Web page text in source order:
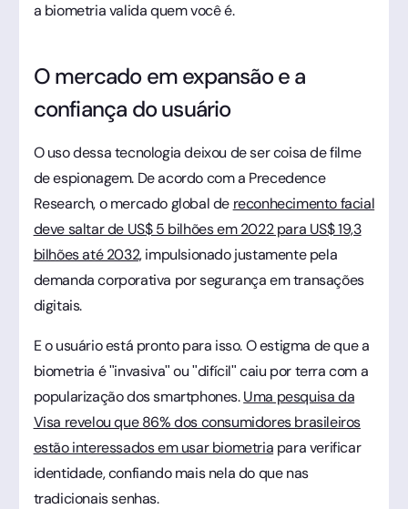
a biometria valida quem você é.
O mercado em expansão e a
confiança do usuário
O uso dessa tecnologia deixou de ser coisa de filme
de espionagem. De acordo com a Precedence
Research, o mercado global de reconhecimento facial
deve saltar de US$ 5 bilhões em 2022 para US$ 19,3
bilhões até 2032,impulsionado justamente pela
demanda corporativa por segurança em transações
digitais.
E o usuário está pronto para isso. O estigma de que a
biometria é "invasiva" ou "difícil" caiu por terra com a
popularização dos smartphones.Uma pesquisa da
Visa revelou que 86% dos consumidores brasileiros
estão interessados em usar biometria para verificar
identidade, confiando mais nela do que nas
tradicionais senhas.